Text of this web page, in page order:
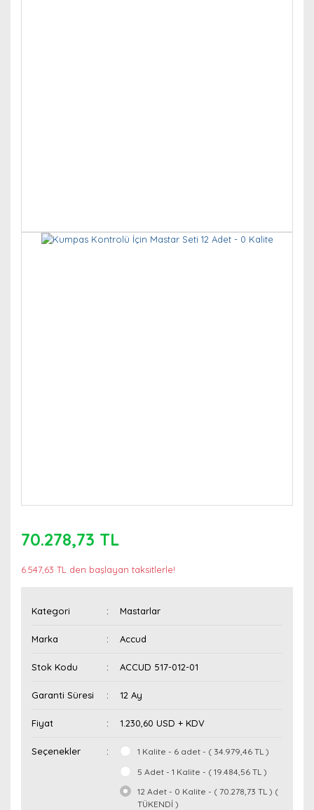
70.278,73 TL
6.547,63 TL den başlayan taksitlerle!
Kategori Mastarlar
Marka Accud
Stok Kodu ACCUD 517-012-01
Garanti Süresi 12 Ay
Fiyat 1.230,60 USD + KDV
Seçenekler
1 Kalite - 6 adet - ( 34.979,46 TL )
5 Adet - 1 Kalite - ( 19.484,56 TL )
12 Adet - 0 Kalite - ( 70.278,73 TL ) (
TÜKENDİ )